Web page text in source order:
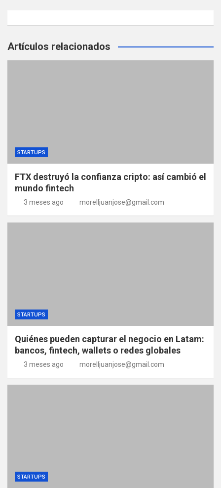
Artículos relacionados
STARTUPS
FTX destruyó la confianza cripto: así cambió el
mundo fintech
3 meses ago morelljuanjose@gmail.com
STARTUPS
Quiénes pueden capturar el negocio en Latam:
bancos, fintech, wallets o redes globales
3 meses ago morelljuanjose@gmail.com
STARTUPS